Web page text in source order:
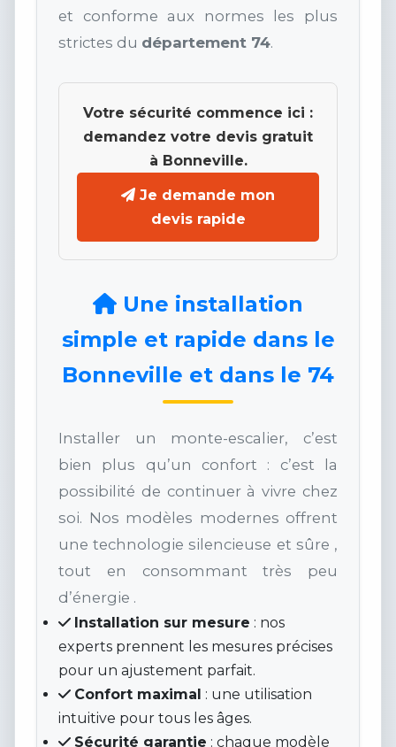
et conforme aux normes les plus
strictes du département 74.
Votre sécurité commence ici :
demandez votre devis gratuit
à Bonneville.
Je demande mon
devis rapide
Une installation
simple et rapide dans le
Bonneville et dans le 74
Installer un monte-escalier, c’est
bien plus qu’un confort : c’est la
possibilité de continuer à vivre chez
soi. Nos modèles modernes offrent
une technologie silencieuse et sûre ,
tout en consommant très peu
d’énergie .
Installation sur mesure : nos
experts prennent les mesures précises
pour un ajustement parfait.
Confort maximal : une utilisation
intuitive pour tous les âges.
Sécurité garantie : chaque modèle